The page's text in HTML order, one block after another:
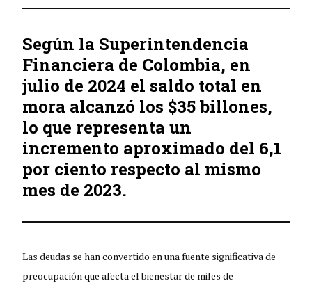
Según la Superintendencia
Financiera de Colombia, en
julio de 2024 el saldo total en
mora alcanzó los $35 billones,
lo que representa un
incremento aproximado del 6,1
por ciento respecto al mismo
mes de 2023.
Las deudas se han convertido en una fuente significativa de
preocupación que afecta el bienestar de miles de